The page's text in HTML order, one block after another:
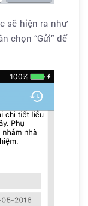
sẽ hiện ra như
chọn “Gửi” để